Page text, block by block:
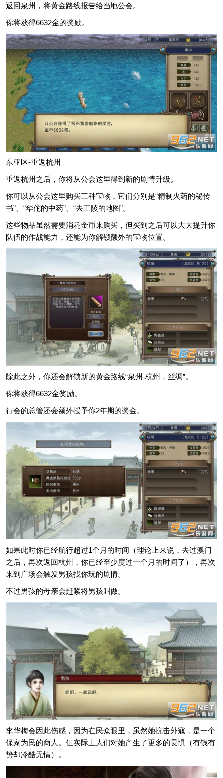
返回泉州，将黄金路线报告给当地公会。
你将获得6632金的奖励。
东亚区-重返杭州
重返杭州之后，你将从公会这里得到新的剧情升级。
你可以从公会这里购买三种宝物，它们分别是“精制火药的秘传
书”、“华佗的中药”、“去王陵的地图”。
这些物品虽然需要消耗金币来购买，但买到之后可以大大提升你
队伍的作战能力，还能为你解锁额外的宝物位置。
除此之外，你还会解锁新的黄金路线“泉州-杭州，丝绸”。
你将获得6632金奖励。
行会的总管还会额外授予你2年期的奖金。
如果此时你已经航行超过1个月的时间（理论上来说，去过澳门
之后，再次返回杭州，你已经至少度过一个月的时间了），再次
来到广场会触发男孩找你玩的剧情。
不过男孩的母亲会赶紧将男孩叫做。
李华梅会因此伤感，因为在民众眼里，虽然她抗击外寇，是一个
保家为民的商人。但实际上人们对她产生了更多的畏惧（有钱有
势却冷酷无情）。